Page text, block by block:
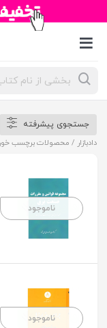
جستجوی
محصولات
جستجوی پیشرفته
دادبازار / محصولات برچسب
ناموجود
ناموجود